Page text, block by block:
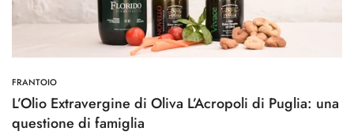
FRANTOIO
L’Olio Extravergine di Oliva L’Acropoli di Puglia: una
questione di famiglia